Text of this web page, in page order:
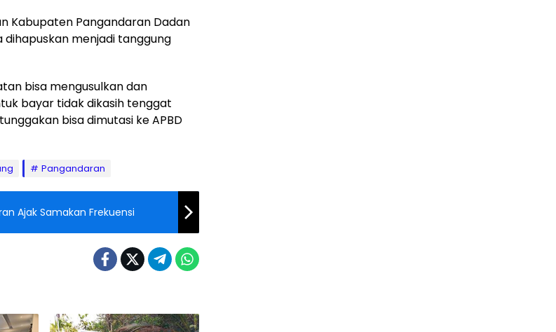
Kabupaten Pangandaran Dadan
menjadi tanggung
bisa mengusulkan dan
bayar tidak dikasih tenggat
bisa dimutasi ke APBD
Pangandaran
Ajak Samakan Frekuensi